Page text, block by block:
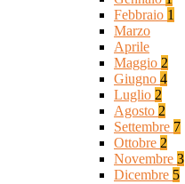
Febbraio 1
Marzo
Aprile
Maggio 2
Giugno 4
Luglio 2
Agosto 2
Settembre 7
Ottobre 2
Novembre 3
Dicembre 5